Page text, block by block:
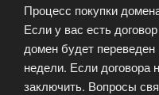
Процесс покупки
Если у вас есть
домен будет
недели. Если договора
заключить. Вопросы